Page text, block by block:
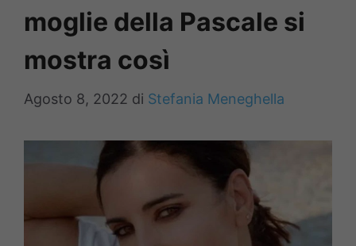
moglie della Pascale si
mostra così
Agosto 8, 2022 di Stefania Meneghella